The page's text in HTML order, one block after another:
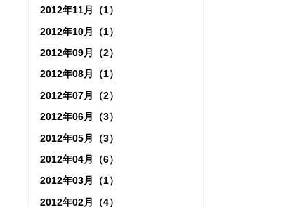
2012年11月（1）
2012年10月（1）
2012年09月（2）
2012年08月（1）
2012年07月（2）
2012年06月（3）
2012年05月（3）
2012年04月（6）
2012年03月（1）
2012年02月（4）